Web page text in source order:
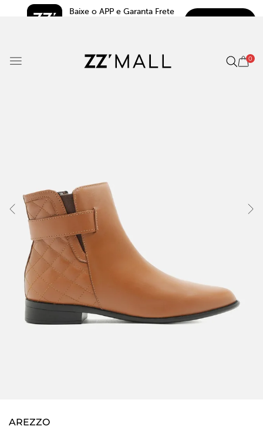
Baixe o APP e Garanta Frete
0
AREZZO